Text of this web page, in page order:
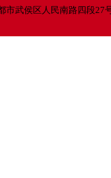
市武侯区人民南路四段27